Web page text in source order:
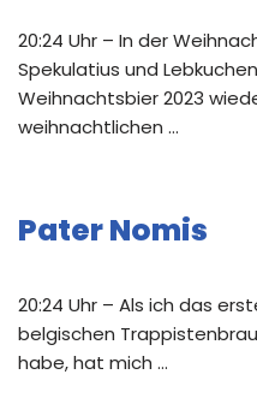
20:24 Uhr – In der
Spekulatius und
Weihnachtsbier 2023
weihnachtlichen …
Pater Nomis
20:24 Uhr – Als ich das
belgischen
habe, hat mich …